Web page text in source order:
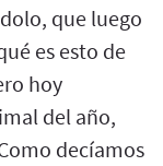
que luego
es esto de
hoy
del año,
decíamos